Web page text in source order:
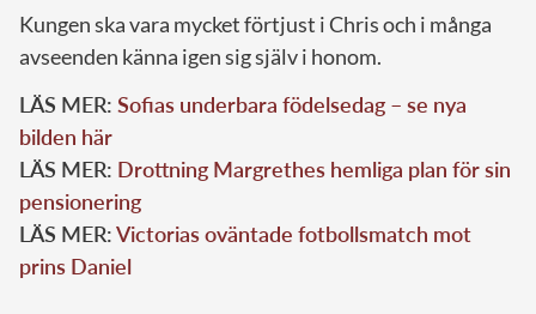
Kungen ska vara mycket förtjust i Chris och i många
avseenden känna igen sig själv i honom.
LÄS MER: Sofias underbara födelsedag – se nya
bilden här
LÄS MER: Drottning Margrethes hemliga plan för sin
pensionering
LÄS MER:Victorias oväntade fotbollsmatch mot
prins Daniel